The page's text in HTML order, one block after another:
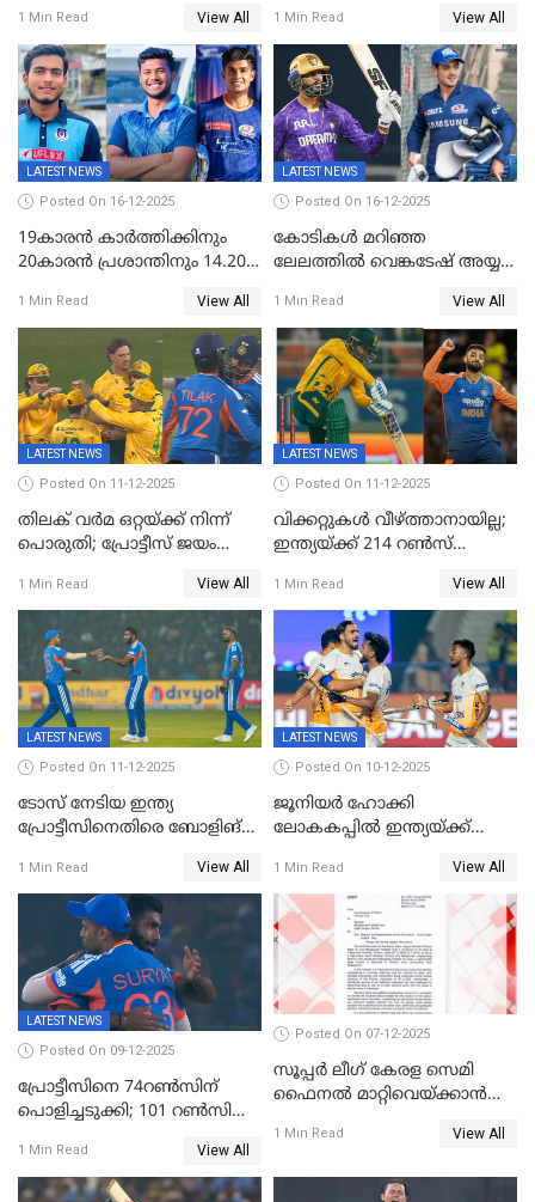
ഉപേക്ഷിച്ചു
1 Min Read View All
സംഘർഷം: കായിക മന്ത്രി
അരൂപ് ബിശ്വാസ് രാജിവച്ചു
1 Min Read View All
LATEST NEWS
Posted On 16-12-2025
19കാരൻ കാർത്തിക്കിനും
20കാരൻ പ്രശാന്തിനും 14.20
കോടിക്ക് ഡൽഹിയിൽ;
മലയാളി താരം വിഘ്നേഷ്
പുത്തുർ രാജസ്ഥാനിൽ
1 Min Read View All
LATEST NEWS
Posted On 16-12-2025
കോടികൾ മറിഞ്ഞ
ലേലത്തിൽ വെങ്കടേഷ് അയ്യര്‍
ബംഗളൂരുവില്‍; ക്വിന്റണ്‍ ഡി
കോക്ക് മുംബൈ
ഇന്ത്യന്‍സില്‍; 25കോടിക്ക്
കാമറൂൺ ഗ്രീൻ
കൊൽക്കത്തയിൽ
1 Min Read View All
LATEST NEWS
Posted On 11-12-2025
തിലക് വർമ ഒറ്റയ്ക്ക് നിന്ന്
പൊരുതി; പ്രോട്ടീസ് ജയം
1 Min Read View All
LATEST NEWS
Posted On 11-12-2025
വിക്കറ്റുകൾ വീഴ്ത്താനായില്ല;
ഇന്ത്യയ്ക്ക് 214 റൺസ്
ഡികോക്ക് കസറി
1 Min Read View All
LATEST NEWS
Posted On 11-12-2025
ടോസ് നേടിയ ഇന്ത്യ
പ്രോട്ടീസിനെതിരെ ബോളിങ്
1 Min Read View All
LATEST NEWS
Posted On 10-12-2025
ജൂനിയര്‍ ഹോക്കി
ലോകകപ്പിൽ ഇന്ത്യയ്ക്ക്
1 Min Read View All
LATEST NEWS
Posted On 09-12-2025
പ്രോട്ടീസിനെ 74റൺസിന്‌
പൊളിച്ചടുക്കി; 101 റൺസിന്റെ
വിക്കറ്റ് തികയ്ക്കുന്ന
താരമായി ബുമ്ര
1 Min Read View All
Posted On 07-12-2025
സൂപ്പർ ലീഗ് കേരള സെമി
ഫൈനൽ മാറ്റിവെയ്ക്കാൻ
1 Min Read View All